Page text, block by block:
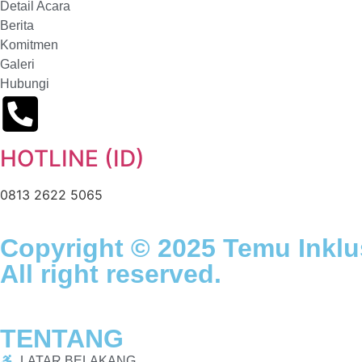
Detail Acara
Berita
Komitmen
Galeri
Hubungi
HOTLINE (ID)
0813 2622 5065
Copyright © 2025 Temu
All right reserved.
TENTANG